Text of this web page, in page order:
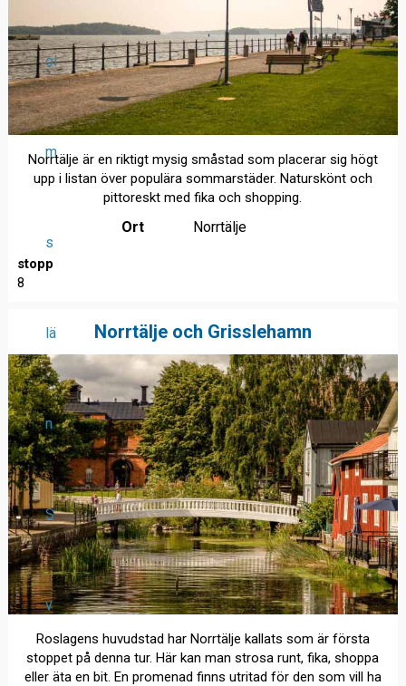
ol
m
s
lä
n
S
v
Norrtälje är en riktigt mysig småstad som placerar sig högt
upp i listan över populära sommarstäder. Naturskönt och
pittoreskt med fika och shopping.
Ort Norrtälje
stopp
8
Norrtälje och Grisslehamn
Roslagens huvudstad har Norrtälje kallats som är första
stoppet på denna tur. Här kan man strosa runt, fika, shoppa
eller äta en bit. En promenad finns utritad för den som vill ha